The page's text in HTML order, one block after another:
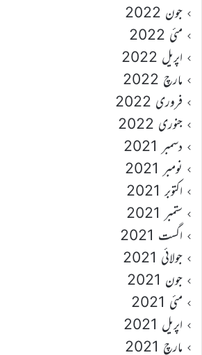
جون 2022
مئی 2022
اپریل 2022
مارچ 2022
فروری 2022
جنوری 2022
دسمبر 2021
نومبر 2021
اکتوبر 2021
ستمبر 2021
اگست 2021
جولائی 2021
جون 2021
مئی 2021
اپریل 2021
مارچ 2021